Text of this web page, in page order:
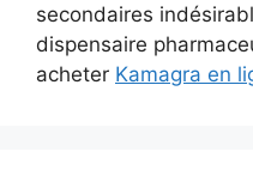
secondaires
dispensaire
acheter Kamagra en